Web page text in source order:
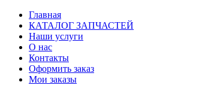
Главная
КАТАЛОГ ЗАПЧАСТЕЙ
Наши услуги
О нас
Контакты
Оформить заказ
Мои заказы